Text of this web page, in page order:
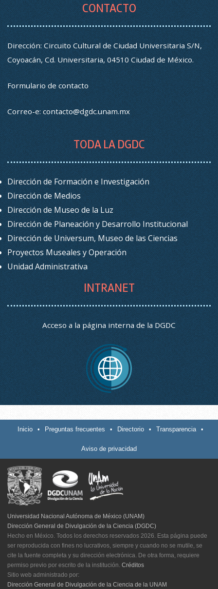
CONTACTO
Dirección: Circuito Cultural de Ciudad Universitaria S/N,
Coyoacán, Cd. Universitaria, 04510 Ciudad de México.
Formulario de contacto
Correo-e:contacto@dgdc.unam.mx
TODA LA DGDC
Dirección de Formación e Investigación
Dirección de Medios
Dirección de Museo de la Luz
Dirección de Planeación y Desarrollo Institucional
Dirección de Universum, Museo de las Ciencias
Proyectos Museales y Operación
Unidad Administrativa
INTRANET
Acceso a la página interna de la DGDC
Inicio • Preguntas frecuentes • Directorio • Transparencia •
Aviso de privacidad
Universidad Nacional Autónoma de México (UNAM)
Dirección General de Divulgación de la Ciencia (DGDC)
Hecho en México. Todos los derechos reservados 2026. Esta página puede
ser reproducida con fines no lucrativos, siempre y cuando no se mutile, se
cite la fuente completa y su dirección electrónica. De otra forma, requiere
permiso previo por escrito de la institución. Créditos
Sitio web administrado por:
Dirección General de Divulgación de la Ciencia de la UNAM